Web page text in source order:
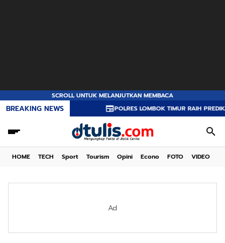
SCROLL UNTUK MELANJUTKAN MEMBACA
BREAKING NEWS POLRES LOMBOK TIMUR RAIH PREDIKAT A
HOME TECH Sport Tourism Opini Econo FOTO VIDEO
Ad